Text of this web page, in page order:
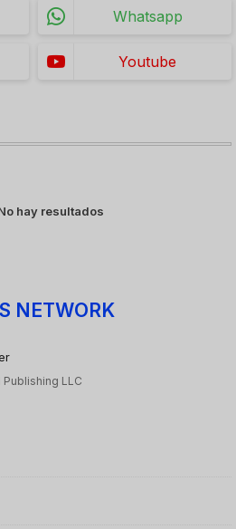
Whatsapp
Youtube
hay resultados
NETWORK
Publishing LLC